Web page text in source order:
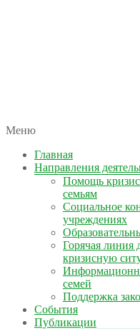
КОЛЫМА — ЗА
автономная
Меню
Главная
Направления
Помощь
семьям
Социальное
учреждениях
Горячая
кризисную
семей
Поддержка
События
Публикации